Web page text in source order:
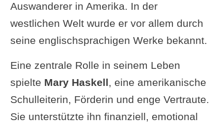
Auswanderer in Amerika. In der
westlichen Welt wurde er vor allem durch
seine englischsprachigen Werke bekannt.
Eine zentrale Rolle in seinem Leben
spielte Mary Haskell, eine amerikanische
Schulleiterin, Förderin und enge Vertraute.
Sie unterstützte ihn finanziell, emotional